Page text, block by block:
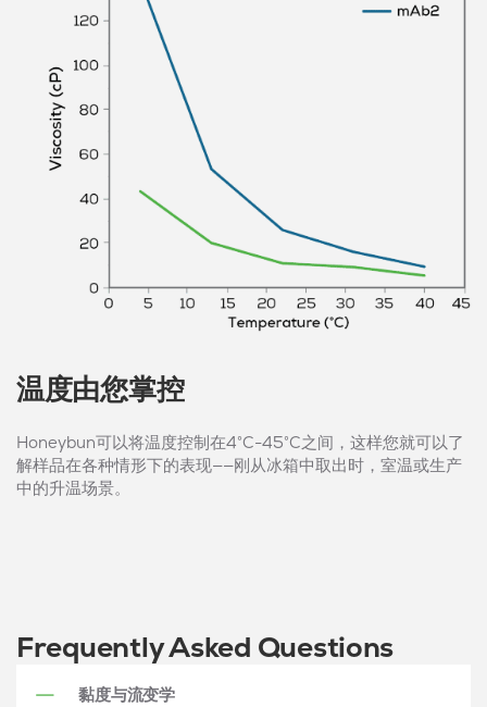
温度由您掌控
Honeybun可以将温度控制在4°C-45°C之间，这样您就可以了
解样品在各种情形下的表现——刚从冰箱中取出时，室温或生产
中的升温场景。
Frequently Asked Questions
黏度与流变学